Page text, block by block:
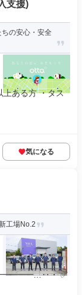
支援)
ちの安心・安全
上ある方 ・タス
気になる
工場No.2
・ ✅